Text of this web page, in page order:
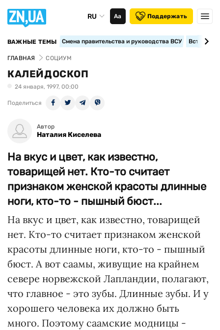
RU Аа Поддержать
ВАЖНЫЕ ТЕМЫ Смена правительства и руководства ВСУ
ГЛАВНАЯ СОЦИУМ
КАЛЕЙДОСКОП
24 января, 1997, 00:00
Поделиться
Автор
Наталия Киселева
На вкус и цвет, как известно,
товарищей нет. Кто-то считает
признаком женской красоты длинные
ноги, кто-то - пышный бюст...
На вкус и цвет, как известно, товарищей
нет. Кто-то считает признаком женской
красоты длинные ноги, кто-то - пышный
бюст. А вот саамы, живущие на крайнем
севере норвежской Лапландии, полагают,
что главное - это зубы. Длинные зубы. И у
хорошего человека их должно быть
много. Поэтому саамские модницы -